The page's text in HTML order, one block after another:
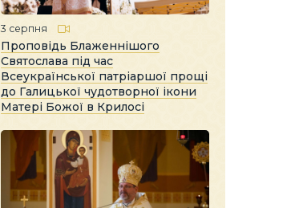
3 серпня
Проповідь Блаженнішого
Святослава під час
Всеукраїнської патріаршої прощі
до Галицької чудотворної ікони
Матері Божої в Крилосі